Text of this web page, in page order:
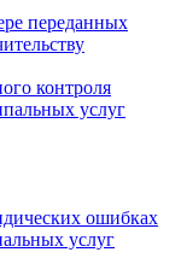
переданных
контроля
услуг
ошибках
услуг